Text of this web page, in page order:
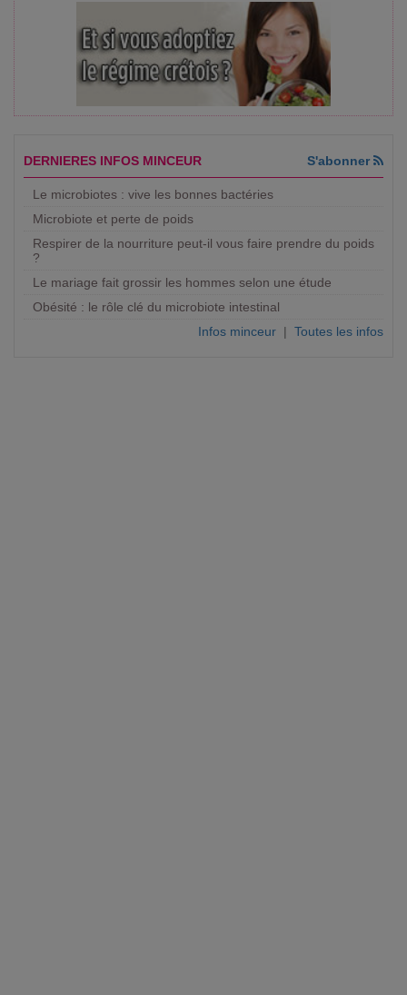
DERNIERES INFOS MINCEUR S'abonner
Le microbiotes : vive les bonnes bactéries
Microbiote et perte de poids
Respirer de la nourriture peut-il vous faire prendre du poids
?
Le mariage fait grossir les hommes selon une étude
Obésité : le rôle clé du microbiote intestinal
Infos minceur | Toutes les infos